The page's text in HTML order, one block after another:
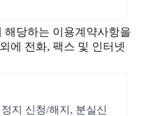
당하는 이용계약사항을
에 전화, 팩스 및 인터넷
지 신청/해지, 분실신